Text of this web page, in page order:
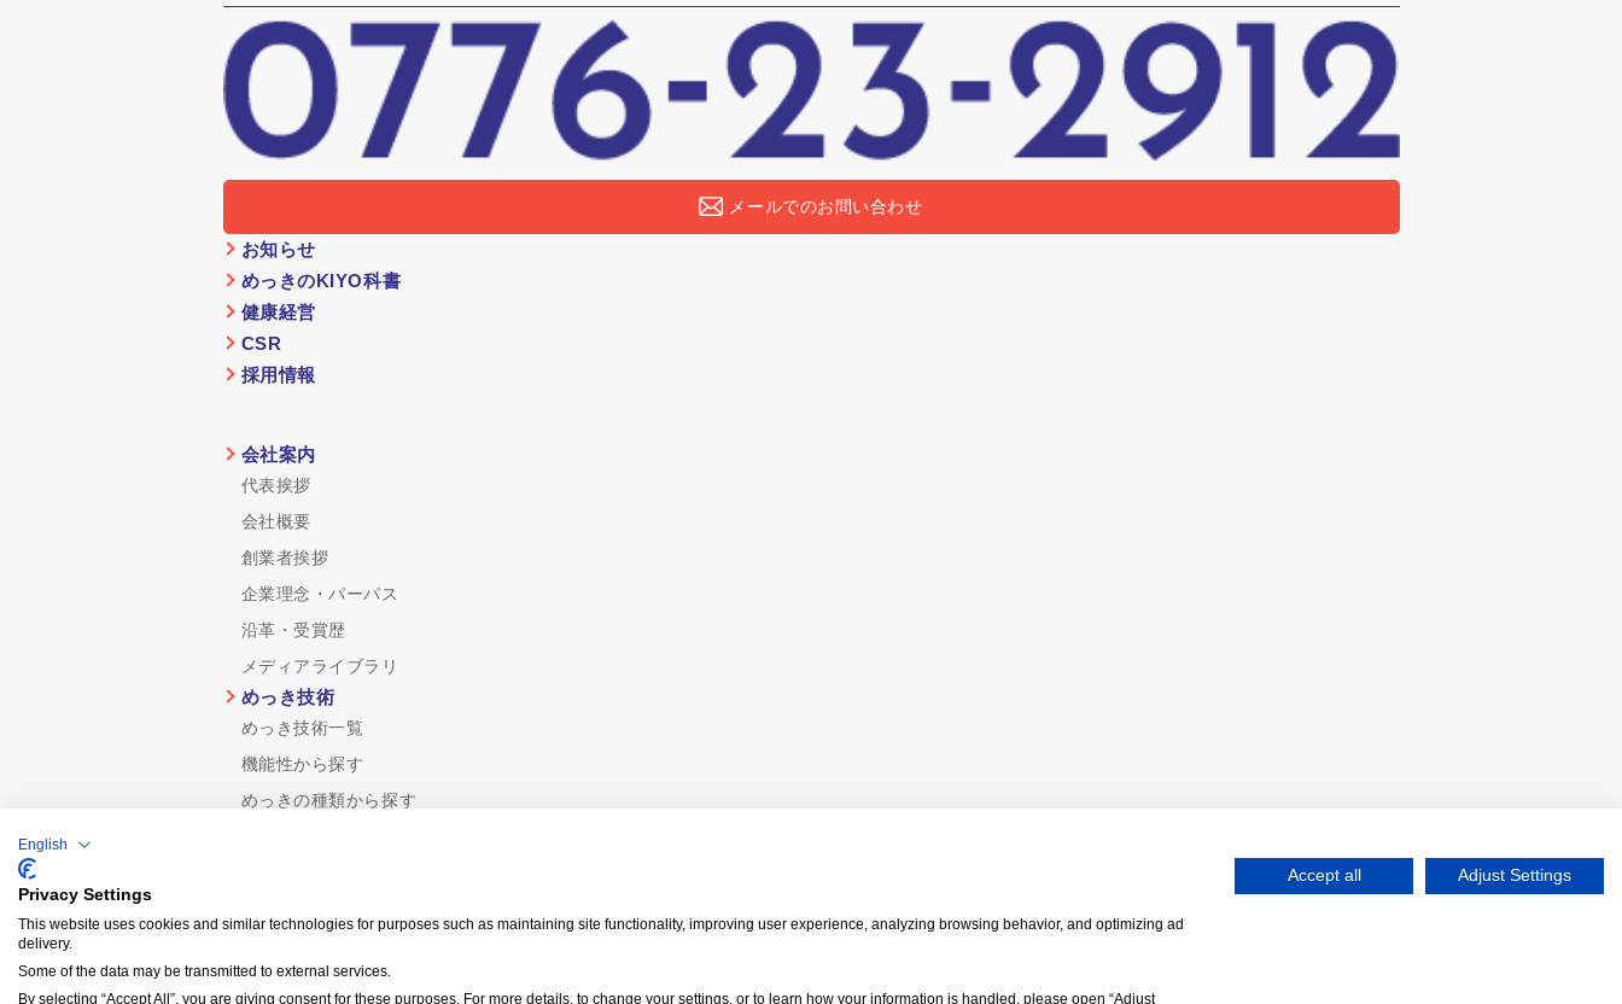
メールでのお問い合わせ
お知らせ
めっきのKIYO科書
健康経営
CSR
採用情報
会社案内
代表挨拶
会社概要
創業者挨拶
企業理念・パーパス
沿革・受賞歴
メディアライブラリ
めっき技術
めっき技術一覧
機能性から探す
めっきの種類から探す
受託分析
English
Privacy Settings
This website uses cookies and similar technologies for purposes such as maintaining site functionality, improving user experience, analyzing browsing behavior, and optimizing ad
delivery.
Some of the data may be transmitted to external services.
By selecting “Accept All”, you are giving consent for these purposes. For more details, to change your settings, or to learn how your information is handled, please open “Adjust
Accept all Adjust Settings